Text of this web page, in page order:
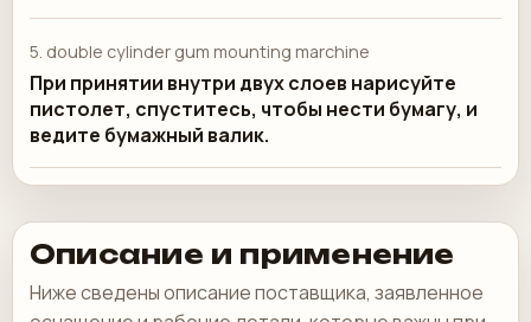
5.⁠ ⁠double cylinder gum mounting marchine
При принятии внутри двух слоев нарисуйте
пистолет, спуститесь, чтобы нести бумагу, и
ведите бумажный валик.
Описание и применение
Ниже сведены описание поставщика, заявленное